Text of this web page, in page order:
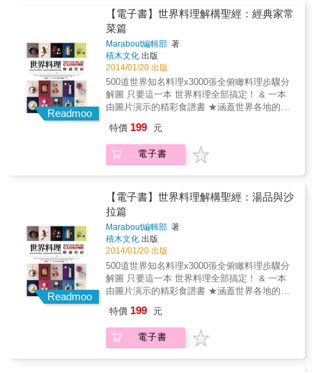
間、烹煮時間：讓料理者者便於掌握分量，並
有效評估烹調時間。 食材全圖示：料理食材一
目瞭然，準備起來更方便。 私房小祕訣：提供
超實用料理小訣竅，讓料理更完美。 貼心小提
示：提供料理過程須注意的小細節與實用建
議。 本書特色 1.收錄 500道世界知名傳統料
理，從簡單到複雜，一網打盡。 2.3000張全俯
瞰料理步驟分解圖，解構每個料理步驟，詳細
呈現烹煮階段，一看就會！ 3.從前菜到甜點，
全。 4.料理包羅萬象，千變萬化，極具異國色
彩。 5.提供「超實用小祕訣」，讓料理更完
美。 6.一目瞭然，達成度高，實用百分百，菜
方式非常的棒，以圖片分解每個不同料理階
段，步驟解說一個接一個，就連初學的外行
人，都能一目瞭然！某些異國餐點，更是充滿
當地色彩。 ★書中料理變化萬千、極為美味，
講解清晰，讓所有人都能輕鬆上手。全書一共
有3000張步驟圖，尤其是對廚房新手而言，按
部就班地呈現烹煮的各個階段，相當有幫助。
★精緻又簡易的食譜，除了家常菜，還有能端
出來的宴客菜，能激發出用餐者的胃口與好奇
心。 本書使用說明 創新式全俯瞰料理步驟分解
精美清晰，文字說明簡明扼要。文圖相輔相
成，讓所有人都能輕鬆上手。 & 分量、備料時
間、烹煮時間：讓料理者者便於掌握分量，並
目瞭然，準備起來更方便。 私房小祕訣：提供
超實用料理小訣竅，讓料理更完美。 貼心小提
示：提供料理過程須注意的小細節與實用建
議。 本書特色 1.收錄 500道世界知名傳統料
理，從簡單到複雜，一網打盡。 2.3000張全俯
瞰料理步驟分解圖，解構每個料理步驟，詳細
呈現烹煮階段，一看就會！ 3.從前菜到甜點，
從簡易到精緻，從家常菜到宴客菜，一應俱
彩。 5.提供「超實用小祕訣」，讓料理更完
美。 6.一目瞭然，達成度高，實用百分百，菜
鳥也能輕鬆上手，是廚房必備的料理聖經。
Readmoo
【電子書】世界料理解構聖經：經典家常
菜篇
Marabout編輯部 著
積木文化 出版
2014/01/20 出版
500道世界知名料理x3000張全俯瞰料理步驟分
解圖 只要這一本 世界料理全部搞定！ & 一本
由圖片演示的精彩食譜書 ★涵蓋世界各地的傳
飯、摩洛哥蔬菜燉羊肉、印度乳酪菠菜、越南
春捲．．．等等，一共500道。另外也提供超實
用料理小祕訣、食用建議、注意事項，提高料
方式非常的棒，以圖片分解每個不同料理階
段，步驟解說一個接一個，就連初學的外行
人，都能一目瞭然！某些異國餐點，更是充滿
當地色彩。 ★書中料理變化萬千、極為美味，
講解清晰，讓所有人都能輕鬆上手。全書一共
有3000張步驟圖，尤其是對廚房新手而言，按
部就班地呈現烹煮的各個階段，相當有幫助。
★精緻又簡易的食譜，除了家常菜，還有能端
出來的宴客菜，能激發出用餐者的胃口與好奇
心。 本書使用說明 創新式全俯瞰料理步驟分解
精美清晰，文字說明簡明扼要。文圖相輔相
成，讓所有人都能輕鬆上手。 & 分量、備料時
間、烹煮時間：讓料理者者便於掌握分量，並
特價 199 元
電子書
Readmoo
【電子書】世界料理解構聖經：湯品與沙
拉篇
Marabout編輯部 著
積木文化 出版
2014/01/20 出版
500道世界知名料理x3000張全俯瞰料理步驟分
解圖 只要這一本 世界料理全部搞定！ & 一本
由圖片演示的精彩食譜書 ★涵蓋世界各地的傳
飯、摩洛哥蔬菜燉羊肉、印度乳酪菠菜、越南
春捲．．．等等，一共500道。另外也提供超實
用料理小祕訣、食用建議、注意事項，提高料
特價 199 元
電子書